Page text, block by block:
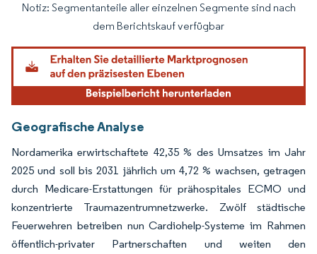
Bild © Mordor Intelligence. Wiederverwendung erfordert Namensnennung
Notiz: Segmentanteile aller einzelnen Segmente sind nach
dem Berichtskauf verfügbar
Geografische Analyse
Nordamerika erwirtschaftete 42,35 % des Umsatzes im Jahr
2025 und soll bis 2031 jährlich um 4,72 % wachsen, getragen
durch Medicare-Erstattungen für prähospitales ECMO und
konzentrierte Traumazentrumnetzwerke. Zwölf städtische
Feuerwehren betreiben nun Cardiohelp-Systeme im Rahmen
öffentlich-privater Partnerschaften und weiten den